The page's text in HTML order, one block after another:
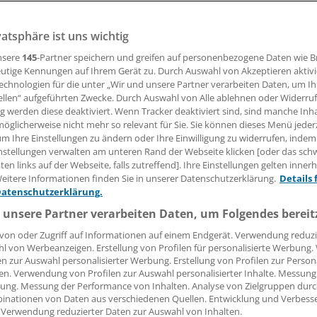
Behandlungsprogramm sorgt für Ärger. Beim DMP
unterfordert.
Fricke
16:17 Uhr
. Bei den Beschäftigten im Gesundheits- und
Erkrankungen mit 13 Arbeitsunfähigkeitstagen je
dritter Stelle hinter den Verletzungen und den Herz-
Behandlungsprogramm (DMP) für die Diagnose
Mit einer hochumstrittenen Entscheidung hat sie der
ist uns wichtig
145-Partner speichern und greifen auf personenbezogene Daten wie
Kennungen auf Ihrem Gerät zu. Durch Auswahl von Akzeptieren
für die unter „Wir und unsere Partner verarbeiten Daten, um
aufgeführten Zwecke. Durch Auswahl von Alle ablehnen oder
werden diese deaktiviert. Wenn Tracker deaktiviert sind, sind manche
nicht mehr so relevant für Sie. Sie können dieses Menü
Ihre Einstellungen zu ändern oder Ihre Einwilligung zu widerrufen, indem
verwalten am unteren Rand der Webseite klicken [oder das
links auf der Webseite, falls zutreffend]. Ihre Einstellungen gelten
Informationen finden Sie in unserer Datenschutzerklärung. Details
Partner verarbeiten Daten, um Folgendes
oder Zugriff auf Informationen auf einem Endgerät. Verwendung
von Werbeanzeigen. Erstellung von Profilen für personalisierte
zur Auswahl personalisierter Werbung. Erstellung von Profilen zur
Verwendung von Profilen zur Auswahl personalisierter Inhalte.
Messung der Performance von Inhalten. Analyse von Zielgruppen
von Daten aus verschiedenen Quellen. Entwicklung und
reduzierter Daten zur Auswahl von Inhalten.